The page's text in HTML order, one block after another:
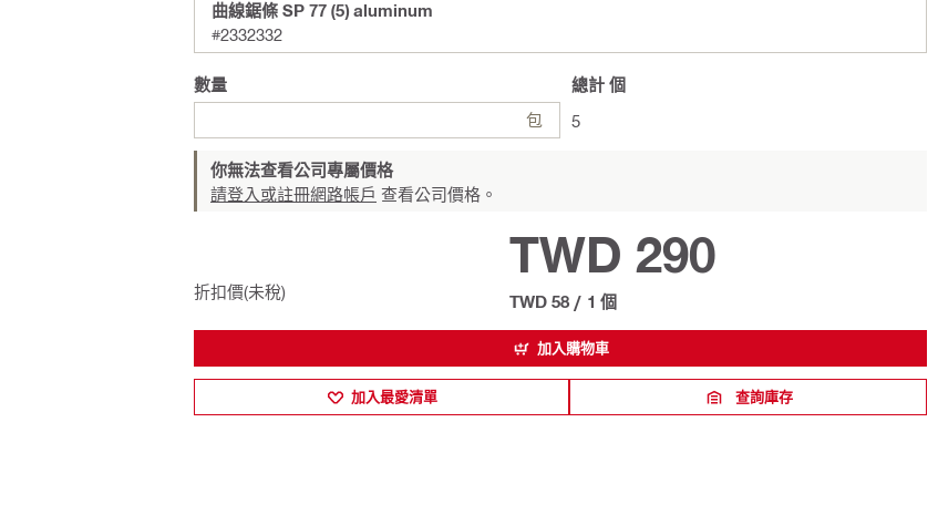
曲線鋸條 SP 77 (5) aluminum
#2332332
數量
包
總計 個
5
你無法查看公司專屬價格
請登入或註冊網路帳戶 查看公司價格。
折扣價(未稅)
TWD 290
TWD 58 / 1 個
加入購物車
加入最愛清單 查詢庫存